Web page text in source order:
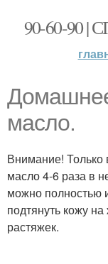
90-60-90
масло.
Внимание! Только
масло 4-6 раза в
можно полностью
подтянуть кожу
растяжек.